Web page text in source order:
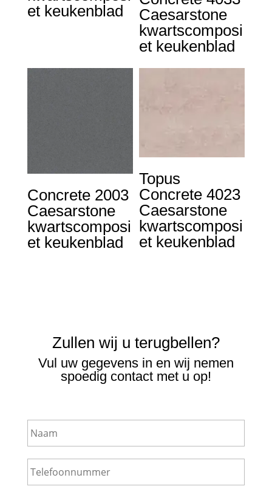
et keukenblad
Caesarstone
kwartscomposi
et keukenblad
Concrete 2003
Caesarstone
kwartscomposi
et keukenblad
Topus
Concrete 4023
Caesarstone
kwartscomposi
et keukenblad
Zullen wij u terugbellen?
Vul uw gegevens in en wij nemen
spoedig contact met u op!
N
a
a
T
e
l